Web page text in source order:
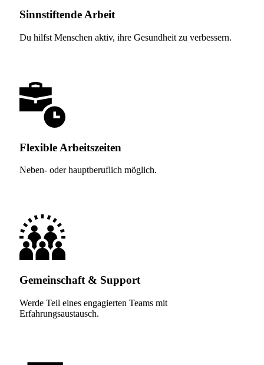
Sinnstiftende Arbeit
Du hilfst Menschen aktiv, ihre Gesundheit zu verbessern.
Flexible Arbeitszeiten
Neben- oder hauptberuflich möglich.
Gemeinschaft & Support
Werde Teil eines engagierten Teams mit
Erfahrungsaustausch.